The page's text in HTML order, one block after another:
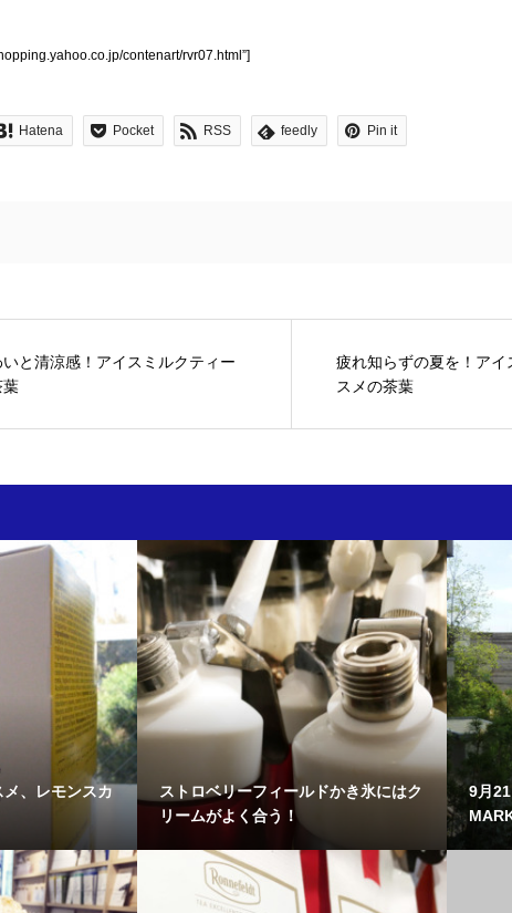
contenart/rvr07.html”]
Hatena Pocket RSS feedly Pin it
と清涼感！アイスミルクティー
葉
疲れ知らずの夏を！ア
スメの茶葉
、レモンスカ
ストロベリーフィールドかき氷にはク
リームがよく合う！
9月